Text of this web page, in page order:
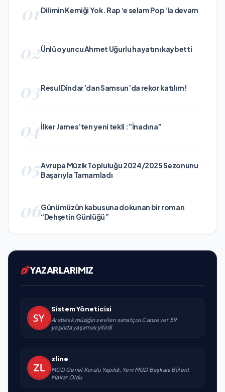
01 Dilimin Kemiği Yok. Rap ‘e selam Pop ‘la devam
02Ünlü oyuncu Ahmet Uğurlu hayatını kaybetti
03Resul Dindar’dan Samsun’da rekor katılım!
04İlker James’ten yeni tekli :”İnadına”
05Avrupa Müzik Topluluğu 2024/2025 Sezonunu
Başarıyla Tamamladı
06Günümüzün kabusuna dokunan bir roman
“Dehşetin Günlüğü”
YAZARLARIMIZ
Sistem Yöneticisi
Arabesk müziğin sevilen sanatçısı Cansever 59
yaşında yaşamını yitirdi
zline
MGD Genel Kurulu Yapıldı, Yeni MGD Başkanı Bülent
Makar Oldu